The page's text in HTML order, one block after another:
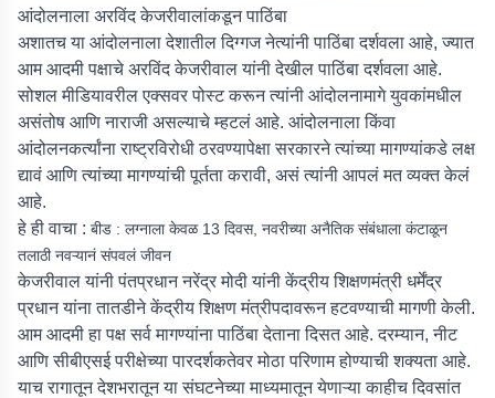
आंदोलनाला अरविंद केजरीवालांकडून पाठिंबा
अशातच या आंदोलनाला देशातील दिग्गज नेत्यांनी पाठिंबा दर्शवला आहे, ज्यात
आम आदमी पक्षाचे अरविंद केजरीवाल यांनी देखील पाठिंबा दर्शवला आहे.
सोशल मीडियावरील एक्सवर पोस्ट करून त्यांनी आंदोलनामागे युवकांमधील
असंतोष आणि नाराजी असल्याचे म्हटलं आहे. आंदोलनाला किंवा
आंदोलनकर्त्यांना राष्ट्रविरोधी ठरवण्यापेक्षा सरकारने त्यांच्या मागण्यांकडे लक्ष
द्यावं आणि त्यांच्या मागण्यांची पूर्तता करावी, असं त्यांनी आपलं मत व्यक्त केलं
आहे.
हे ही वाचा : बीड : लग्नाला केवळ 13 दिवस, नवरीच्या अनैतिक संबंधाला कंटाळून
तलाठी नवऱ्यानं संपवलं जीवन
केजरीवाल यांनी पंतप्रधान नरेंद्र मोदी यांनी केंद्रीय शिक्षणमंत्री धर्मेंद्र
प्रधान यांना तातडीने केंद्रीय शिक्षण मंत्रीपदावरून हटवण्याची मागणी केली.
आम आदमी हा पक्ष सर्व मागण्यांना पाठिंबा देताना दिसत आहे. दरम्यान, नीट
आणि सीबीएसई परीक्षेच्या पारदर्शकतेवर मोठा परिणाम होण्याची शक्यता आहे.
याच रागातून देशभरातून या संघटनेच्या माध्यमातून येणाऱ्या काहीच दिवसांत